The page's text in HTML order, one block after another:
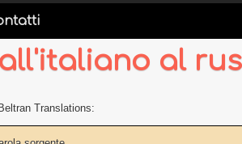
al
Translations: